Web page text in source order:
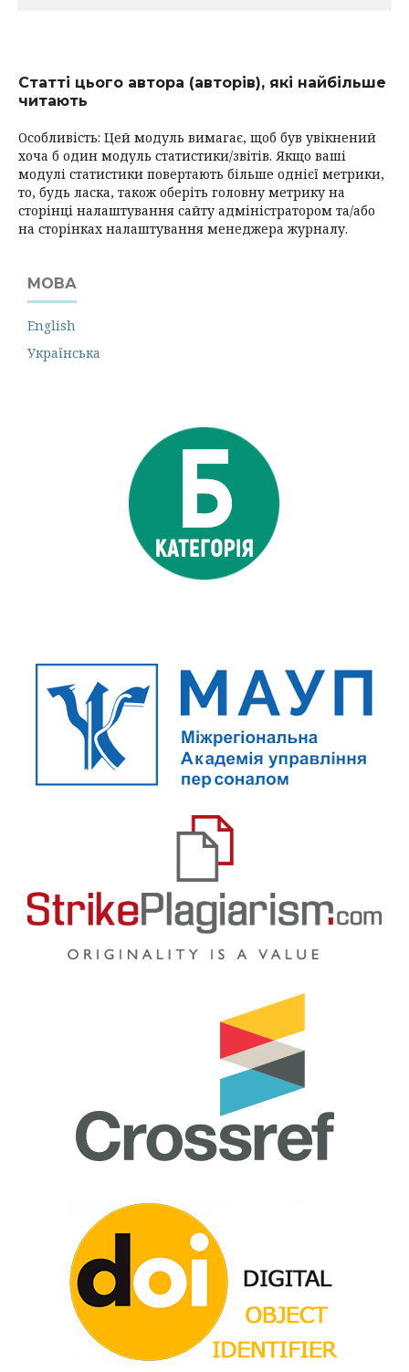
Статті цього автора (авторів), які найбільше
читають
Особливість: Цей модуль вимагає, щоб був увікнений
хоча б один модуль статистики/звітів. Якщо ваші
модулі статистики повертають більше однієї метрики,
то, будь ласка, також оберіть головну метрику на
сторінці налаштування сайту адміністратором та/або
на сторінках налаштування менеджера журналу.
МОВА
English
Українська